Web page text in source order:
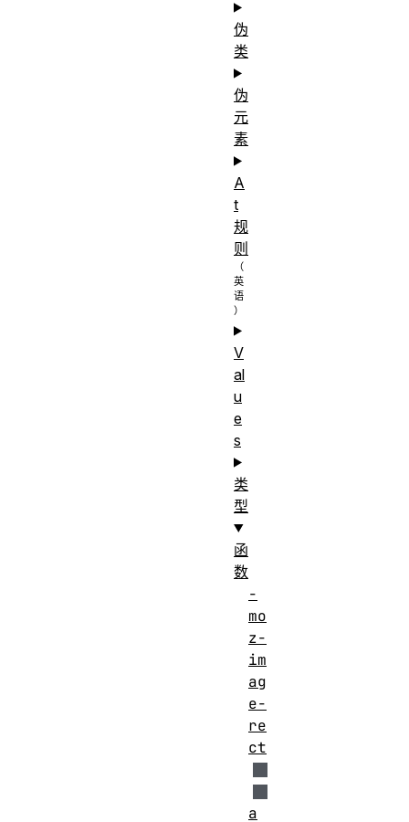
伪
类
伪
元
素
A
t
规
则
V
al
u
e
s
类
型
函
数
-
mo
z-
im
ag
e-
re
ct
a